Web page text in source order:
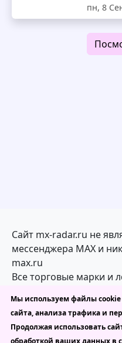
пн, 8
Сайт mx-radar.ru не
мессенджера MAX и
max.ru
Все торговые марки и
mx-radar.ru — каталог
MAX
Мы используем файлы
сайта, анализа трафика и
Продолжая использовать
обработкой ваших данных в